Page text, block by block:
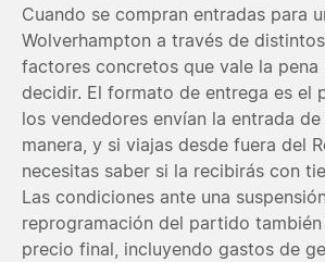
Cuando se compran entradas para
Wolverhampton a través de
factores concretos que vale la pena
decidir. El formato de entrega es el
los vendedores envían la entrada de
manera, y si viajas desde fuera del
necesitas saber si la recibirás con
Las condiciones ante una
reprogramación del partido también
precio final, incluyendo gastos de